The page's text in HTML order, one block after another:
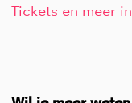
Tickets en meer